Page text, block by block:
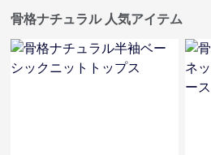
骨格ナチュラル 人気アイテム